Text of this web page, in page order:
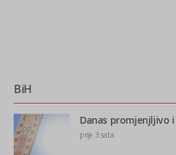
BiH
Danas promjenjljivo
prije 3 sata